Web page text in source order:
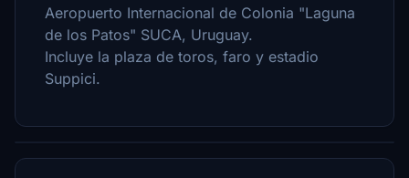
Aeropuerto Internacional de Colonia "Laguna
de los Patos" SUCA, Uruguay.
Incluye la plaza de toros, faro y estadio
Suppici.